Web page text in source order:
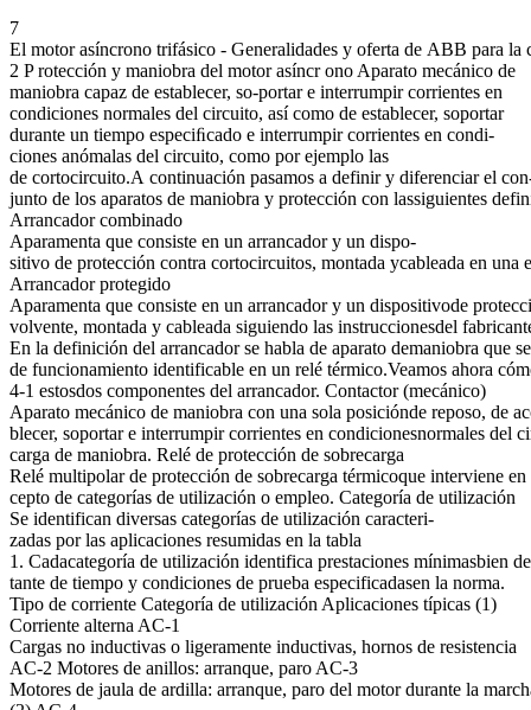
7
El motor asíncrono trifásico - Generalidades y oferta de ABB para la
2 P rotección y maniobra del motor asíncr ono Aparato mecánico de
maniobra capaz de establecer, so-portar e interrumpir corrientes en
condiciones normales del circuito, así como de establecer, soportar
durante un tiempo especiﬁcado e interrumpir corrientes en condi-
ciones anómalas del circuito, como por ejemplo las
de cortocircuito.A continuación pasamos a definir y diferenciar el
junto de los aparatos de maniobra y protección con lassiguientes
Arrancador combinado
Aparamenta que consiste en un arrancador y un dispo-
sitivo de protección contra cortocircuitos, montada ycableada en
Arrancador protegido
Aparamenta que consiste en un arrancador y un dispositivode
volvente, montada y cableada siguiendo las instruccionesdel
En la definición del arrancador se habla de aparato demaniobra que
de funcionamiento identificable en un relé térmico.Veamos ahora
4-1 estosdos componentes del arrancador. Contactor (mecánico)
Aparato mecánico de maniobra con una sola posiciónde reposo, de
blecer, soportar e interrumpir corrientes en condicionesnormales del
carga de maniobra. Relé de protección de sobrecarga
Relé multipolar de protección de sobrecarga térmicoque interviene
cepto de categorías de utilización o empleo. Categoría de utilización
Se identifican diversas categorías de utilización caracteri-
zadas por las aplicaciones resumidas en la tabla
1. Cadacategoría de utilización identifica prestaciones mínimasbien
tante de tiempo y condiciones de prueba especificadasen la norma.
Tipo de corriente Categoría de utilización Aplicaciones típicas (1)
Corriente alterna AC-1
Cargas no inductivas o ligeramente inductivas, hornos de resistencia
AC-2 Motores de anillos: arranque, paro AC-3
Motores de jaula de ardilla: arranque, paro del motor durante la